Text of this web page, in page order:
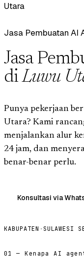
Utara
Jasa Pembuatan AI
Jasa
diLuwu
Punya pekerjaan
Utara? Kami
menjalankan alur
24 jam, dan
benar-benar perlu.
Konsultasi via
KABUPATEN · SULAWESI
01 — Kenapa AI